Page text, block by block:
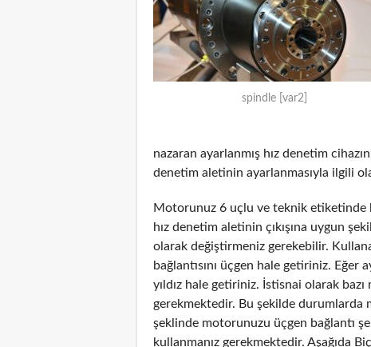
spindle [var2]
nazaran ayarlanmış hız denetim
denetim aletinin ayarlanmasıyla ilgili
Motorunuz 6 uçlu ve teknik etiketinde
hız denetim aletinin çıkışına uygun
olarak değiştirmeniz gerekebilir.
bağlantısını üçgen hale getiriniz. Eğer
yıldız hale getiriniz. İstisnai olarak
gerekmektedir. Bu şekilde
şeklinde motorunuzu üçgen bağlantı
kullanmanız gerekmektedir. Aşağıda